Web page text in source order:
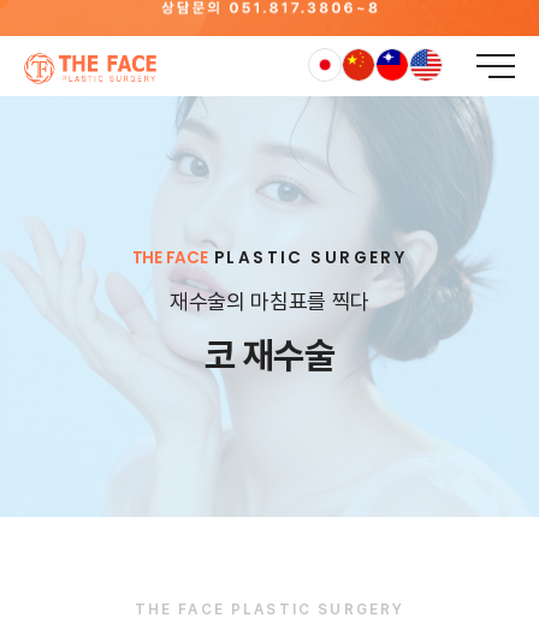
THE FACEPLASTIC SURGERY
재수술의 마침표를 찍다
코 재수술
THE FACE PLASTIC SURGERY